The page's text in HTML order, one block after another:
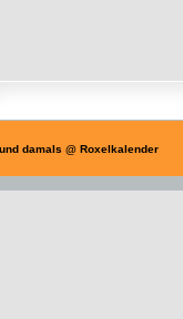
damals @ Roxelkalender